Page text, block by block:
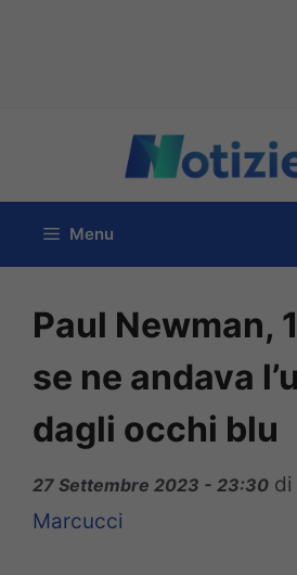
contenuto
Menu
Paul Newman,
se ne andava
dagli occhi blu
27 Settembre 2023 - 23:30 di
Marcucci